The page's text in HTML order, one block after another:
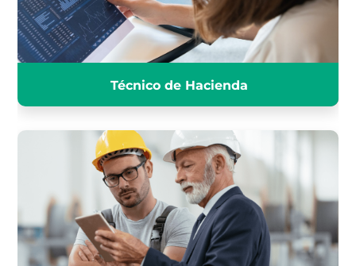
Técnico de Hacienda
SUBINSPECTOR DE EMPLEO